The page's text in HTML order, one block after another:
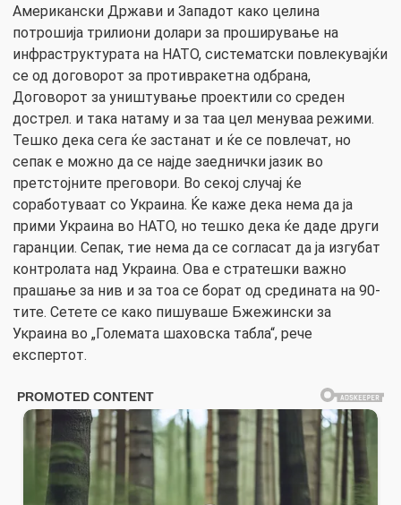
Американски Држави и Западот како целина
потрошија трилиони долари за проширување на
инфраструктурата на НАТО, систематски повлекувајќи
се од договорот за противракетна одбрана,
Договорот за уништување проектили со среден
дострел. и така натаму и за таа цел менуваа режими.
Тешко дека сега ќе застанат и ќе се повлечат, но
сепак е можно да се најде заеднички јазик во
претстојните преговори. Во секој случај ќе
соработуваат со Украина. Ќе каже дека нема да ја
прими Украина во НАТО, но тешко дека ќе даде други
гаранции. Сепак, тие нема да се согласат да ја изгубат
контролата над Украина. Ова е стратешки важно
прашање за нив и за тоа се борат од средината на 90-
тите. Сетете се како пишуваше Бжежински за
Украина во „Големата шаховска табла“, рече
експертот.